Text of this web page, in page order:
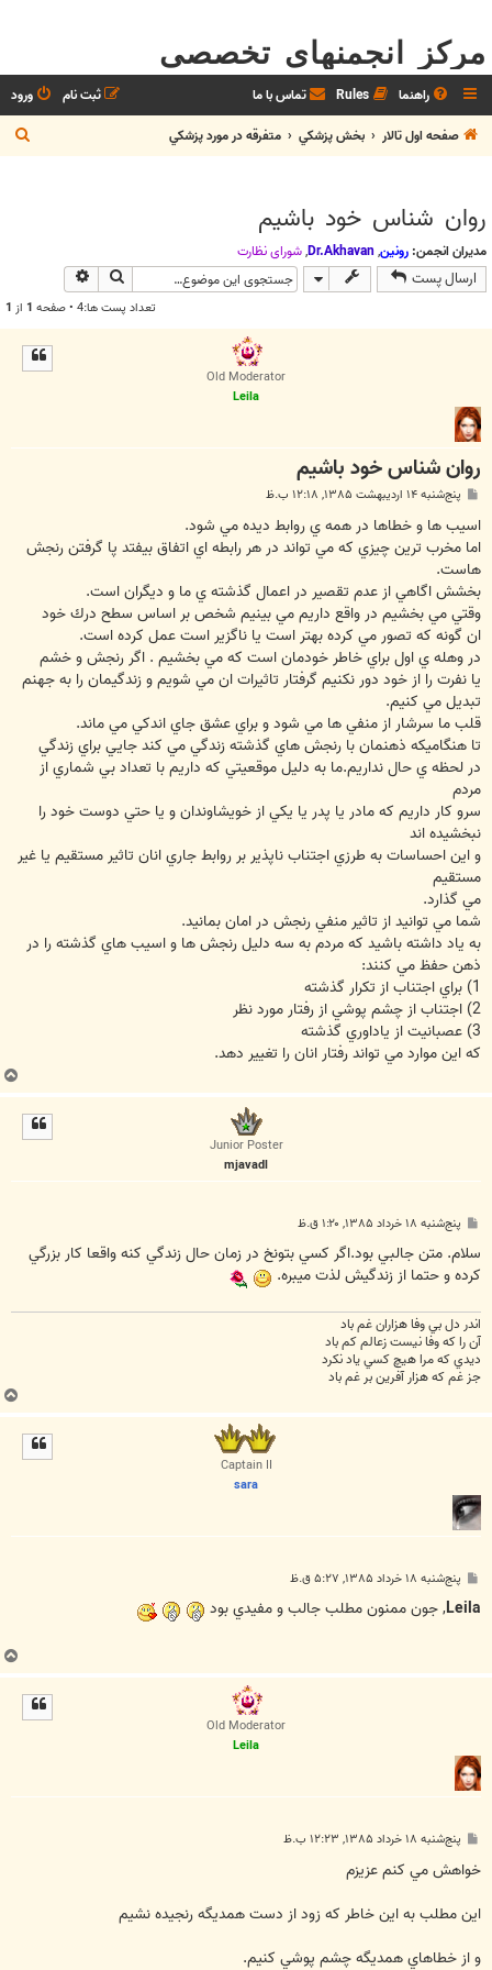
مرکز انجمنهای تخصصی
راهنما Rules تماس با ما ورود
ثبت نام
صفحه اول تالار
بخش پزشکي متفرقه در مورد پزشکي
س
روان شناس خود باشيم
مدیران انجمن: رونین,
Dr.Akhavan
,شوراي نظارت
ارسال پست جستجو
تعداد پست ها:4 • صفحه 1 از 1
Old Moderator
Leila
روان شناس خود باشيم
س
ت
پنج‌شنبه ۱۴ اردیبهشت ۱۳۸۵, ۱۲:۱۸ ب.ظ
اسيب ها و خطاها در همه ي روابط ديده مي شود.
اما مخرب ترين چيزي كه مي تواند در هر رابطه اي اتفاق بيفتد پا گرفتن رنجش
هاست.
بخشش اگاهي از عدم تقصير در اعمال گذشته ي ما و ديگران است.
وقتي مي بخشيم در واقع داريم مي بينيم شخص بر اساس سطح درك خود
ان گونه كه تصور مي كرده بهتر است يا ناگزير است عمل كرده است.
در وهله ي اول براي خاطر خودمان است كه مي بخشيم . اگر رنجش و خشم
يا نفرت را از خود دور نكنيم گرفتار تاثيرات ان مي شويم و زندگيمان را به جهنم
تبديل مي كنيم.
قلب ما سرشار از منفي ها مي شود و براي عشق جاي اندكي مي ماند.
تا هنگاميكه ذهنمان با رنجش هاي گذشته زندگي مي كند جايي براي زندگي
در لحظه ي حال نداريم.ما به دليل موقعيتي كه داريم با تعداد بي شماري از
مردم
سرو كار داريم كه مادر يا پدر يا يكي از خويشاوندان و يا حتي دوست خود را
نبخشيده اند
و اين احساسات به طرزي اجتناب ناپذير بر روابط جاري انان تاثير مستقيم يا غير
مستقيم
مي گذارد.
شما مي توانيد از تاثير منفي رنجش در امان بمانيد.
به ياد داشته باشيد كه مردم به سه دليل رنجش ها و اسيب هاي گذشته را در
ذهن حفظ مي كنند:
1) براي اجتناب از تكرار گذشته
2) اجتناب از چشم پوشي از رفتار مورد نظر
3) عصبانيت از ياداوري گذشته
كه اين موارد مي تواند رفتار انان را تغيير دهد.
Junior Poster
mjavadl
س
ت
پنج‌شنبه ۱۸ خرداد ۱۳۸۵, ۱:۲۰ ق.ظ
سلام. متن جالبي بود.اگر کسي بتونخ در زمان حال زندگي کنه واقعا کار بزرگي
کرده و حتما از زندگيش لذت ميبره.
اندر دل بي وفا هزاران غم باد
آن را که وفا نيست زعالم کم باد
ديدي که مرا هيچ کسي ياد نکرد
جز غم که هزار آفرين بر غم باد
Captain II
sara
س
ت
پنج‌شنبه ۱۸ خرداد ۱۳۸۵, ۵:۲۷ ق.ظ
Leila, جون ممنون مطلب جالب و مفيدي بود
Old Moderator
Leila
س
ت
پنج‌شنبه ۱۸ خرداد ۱۳۸۵, ۱۲:۲۳ ب.ظ
خواهش مي كنم عزيزم
اين مطلب به اين خاطر كه زود از دست همديگه رنجيده نشيم
و از خطاهاي همديگه چشم پوشي كنيم.